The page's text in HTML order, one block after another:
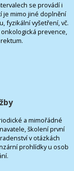
se provádí i
je mimo jiné doplnění
fyzikální vyšetření, vč.
prevence,
a mimořádné
školení první
v otázkách
prohlídky u osob